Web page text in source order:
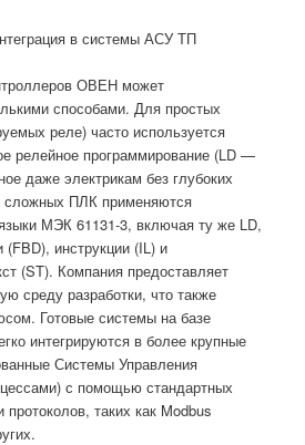
в системы АСУ ТП
ОВЕН может
способами. Для простых
реле) часто используется
релейное программирование (LD —
даже электрикам без глубоких
сложных ПЛК применяются
МЭК 61131-3, включая ту же LD,
инструкции (IL) и
(ST). Компания предоставляет
среду разработки, что также
Готовые системы на базе
интегрируются в более крупные
Системы Управления
с помощью стандартных
таких как Modbus